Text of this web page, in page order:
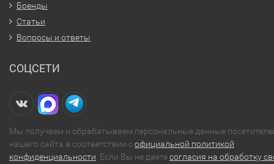
Бренды
Статьи
Вопросы и ответы
СОЦСЕТИ
Мы получаем и обрабатываем персональные данные
нашего сайта в соответствии софициальной политикой
конфиденциальности . Если Вы не даетесогласия на обработку